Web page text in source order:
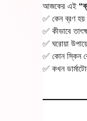
আজকের এই
✅ কেন ব্রণ হয়
✅ কীভাবে
✅ ঘরোয়া
✅ কোন স্কিন
✅ কখন